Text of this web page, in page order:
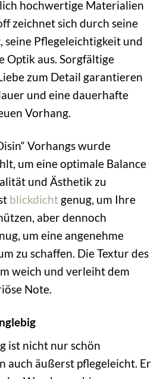
hochwertige Materialien
zeichnet sich durch seine
seine Pflegeleichtigkeit und
Optik aus. Sorgfältige
zum Detail garantieren
und eine dauerhafte
Vorhang.
Vorhangs wurde
um eine optimale Balance
und Ästhetik zu
blickdicht genug, um Ihre
aber dennoch
um eine angenehme
zu schaffen. Die Textur des
weich und verleiht dem
Note.
ist nicht nur schön
auch äußerst pflegeleicht. Er